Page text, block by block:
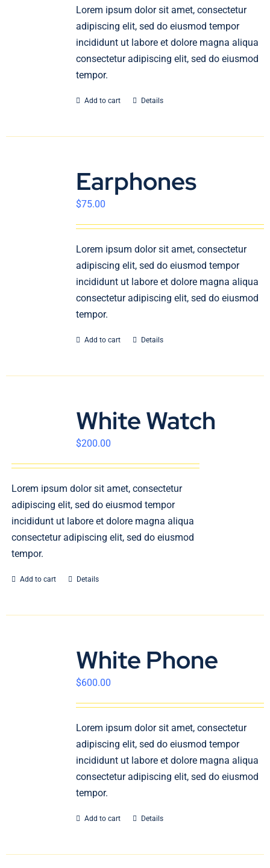
Lorem ipsum dolor sit amet, consectetur
adipiscing elit, sed do eiusmod tempor
incididunt ut labore et dolore magna aliqua
consectetur adipiscing elit, sed do eiusmod
tempor.
Add to cart Details
Earphones
$75.00
Lorem ipsum dolor sit amet, consectetur
adipiscing elit, sed do eiusmod tempor
incididunt ut labore et dolore magna aliqua
consectetur adipiscing elit, sed do eiusmod
tempor.
Add to cart Details
White Watch
$200.00
Lorem ipsum dolor sit amet, consectetur
adipiscing elit, sed do eiusmod tempor
incididunt ut labore et dolore magna aliqua
consectetur adipiscing elit, sed do eiusmod
tempor.
Add to cart Details
White Phone
$600.00
Lorem ipsum dolor sit amet, consectetur
adipiscing elit, sed do eiusmod tempor
incididunt ut labore et dolore magna aliqua
consectetur adipiscing elit, sed do eiusmod
tempor.
Add to cart Details